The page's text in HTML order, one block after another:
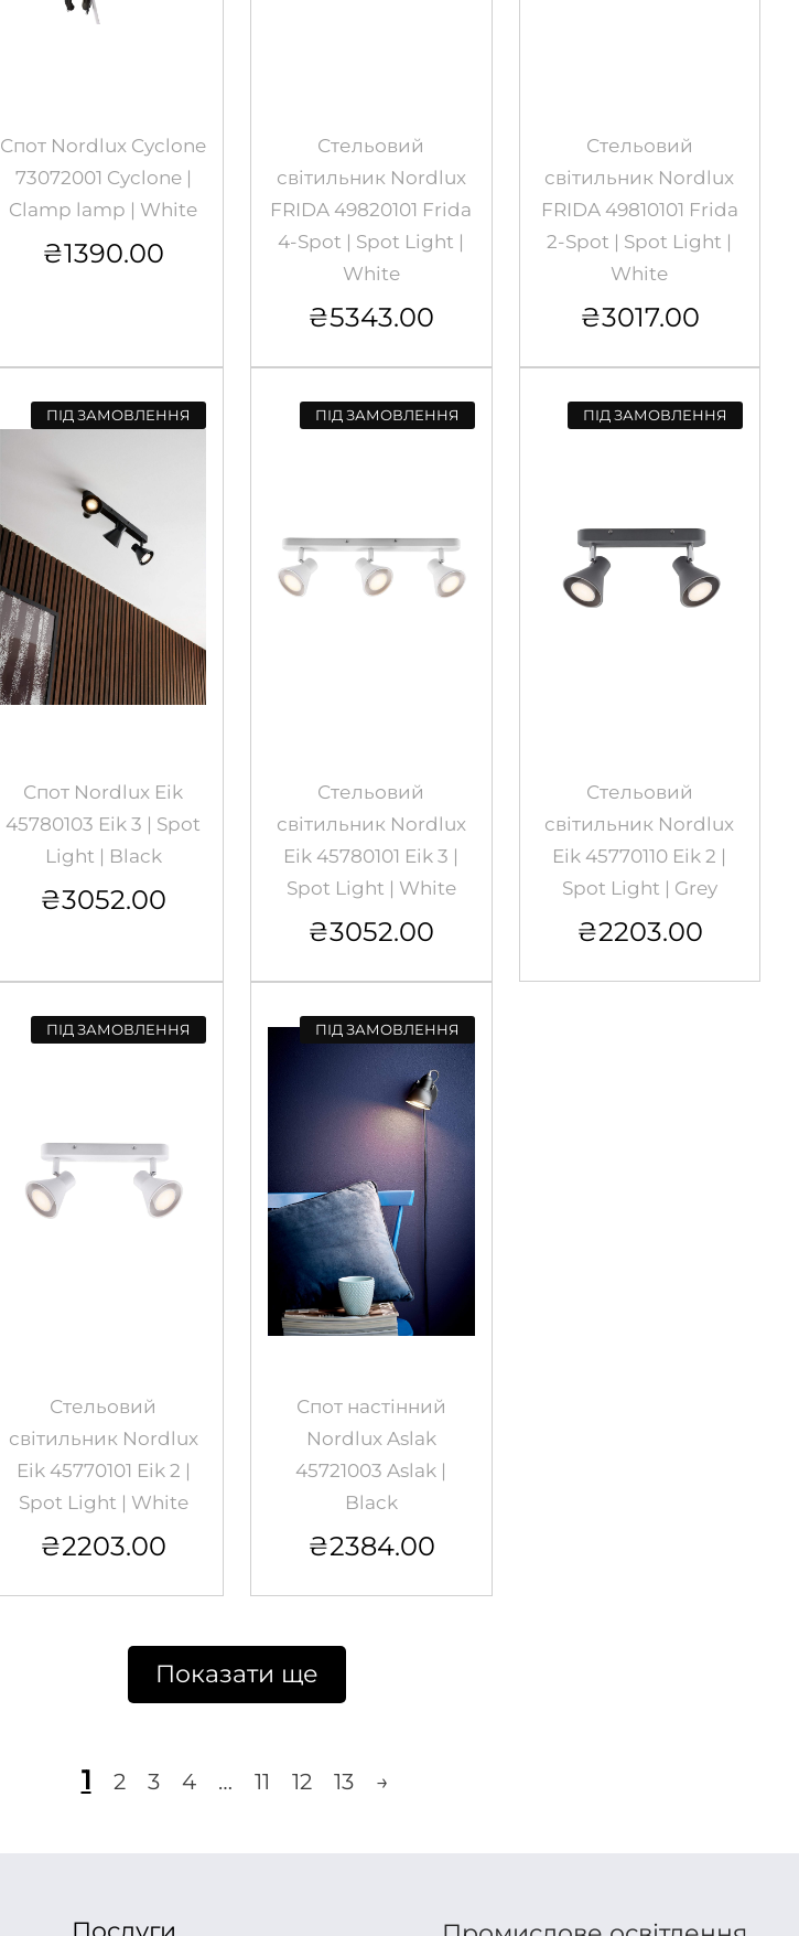
Спот Nordlux Cyclone
73072001 Cyclone |
Clamp lamp | White
₴1390.00
Стельовий
світильник Nordlux
FRIDA 49820101 Frida
4-Spot | Spot Light |
White
₴5343.00
Стельовий
світильник Nordlux
FRIDA 49810101 Frida
2-Spot | Spot Light |
White
₴3017.00
ПІД ЗАМОВЛЕННЯ
Спот Nordlux Eik
45780103 Eik 3 | Spot
Light | Black
₴3052.00
ПІД ЗАМОВЛЕННЯ
Стельовий
світильник Nordlux
Eik 45780101 Eik 3 |
Spot Light | White
₴3052.00
ПІД ЗАМОВЛЕННЯ
Стельовий
світильник Nordlux
Eik 45770110 Eik 2 |
Spot Light | Grey
₴2203.00
ПІД ЗАМОВЛЕННЯ
Стельовий
світильник Nordlux
Eik 45770101 Eik 2 |
Spot Light | White
₴2203.00
ПІД ЗАМОВЛЕННЯ
Спот настінний
Nordlux Aslak
45721003 Aslak |
Black
₴2384.00
Показати ще
1 2 3 4 … 11 12 13 →